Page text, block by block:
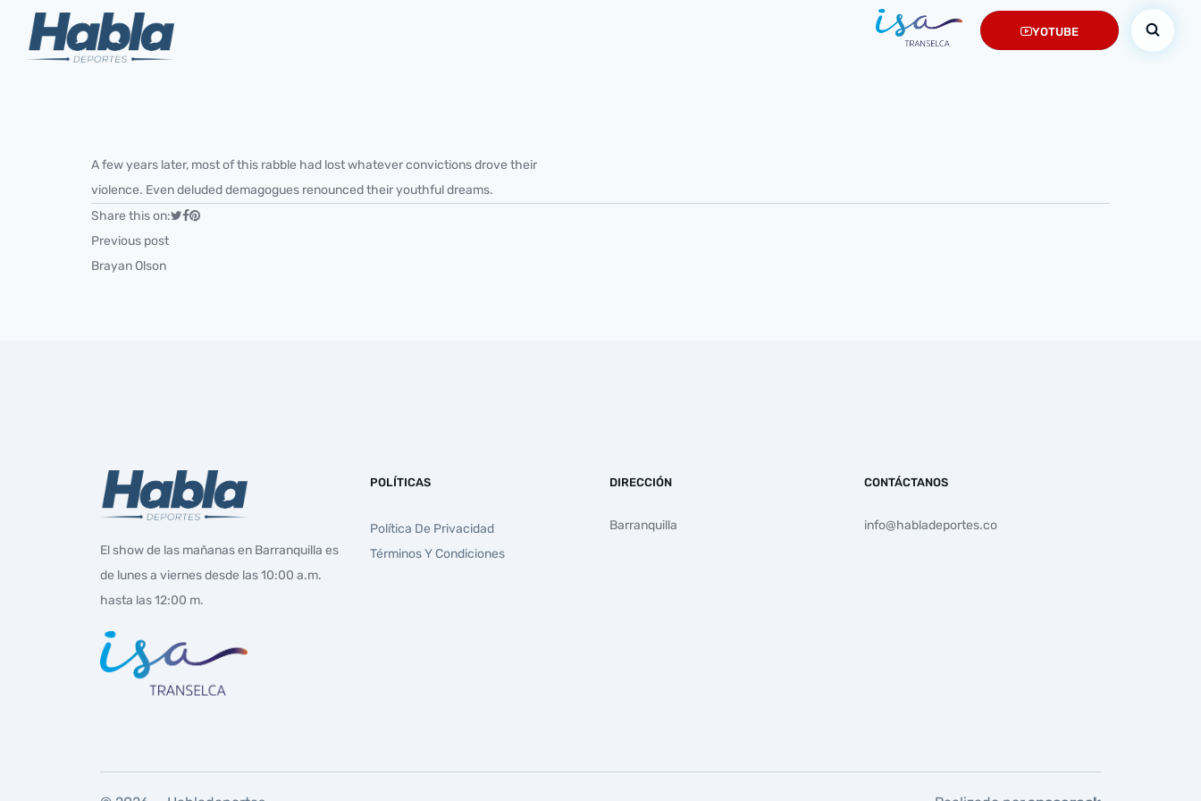
YOTUBE
A few years later, most of this rabble had lost whatever convictions drove their
violence. Even deluded demagogues renounced their youthful dreams.
Share this on:
Previous post
Brayan Olson
El show de las mañanas en Barranquilla es
de lunes a viernes desde las 10:00 a.m.
hasta las 12:00 m.
POLÍTICAS
Política De Privacidad
Términos Y Condiciones
DIRECCIÓN
Barranquilla
CONTÁCTANOS
info@habladeportes.co